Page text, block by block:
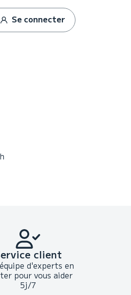
Se connecter
client
d'experts en
pour vous aider
5j/7